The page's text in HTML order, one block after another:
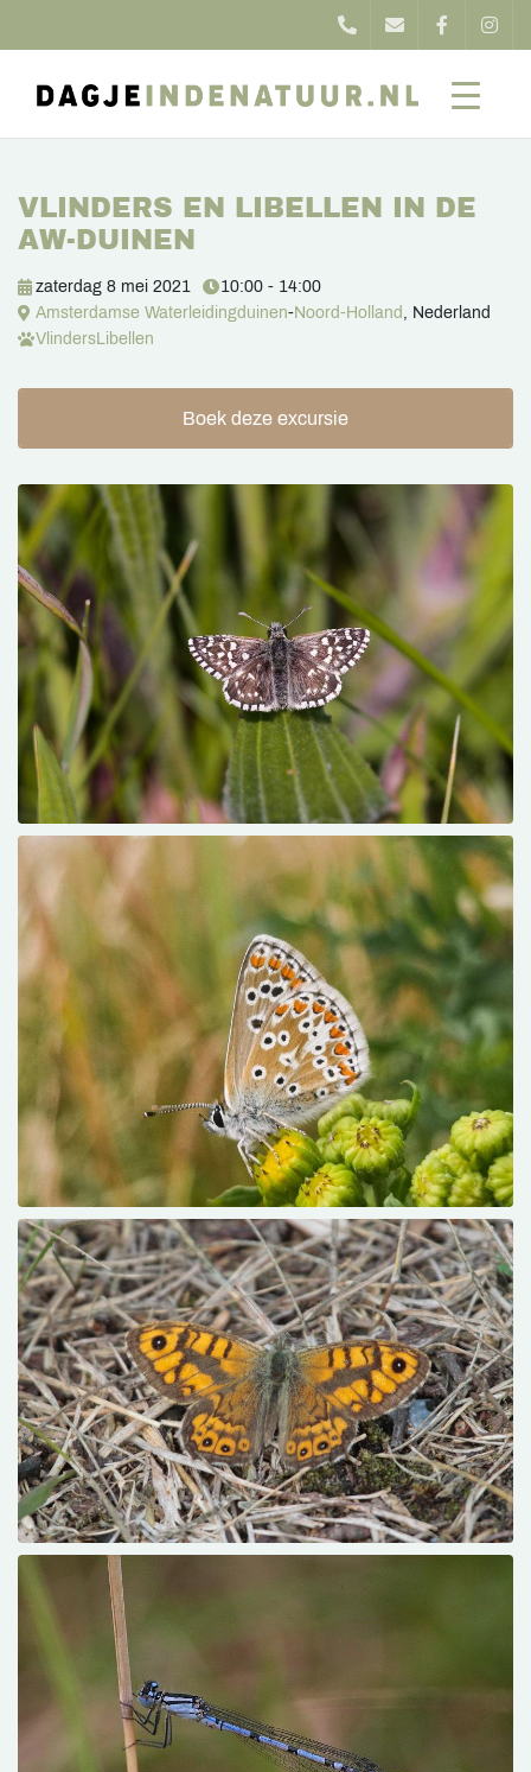
VLINDERS EN LIBELLEN IN DE
AW-DUINEN
zaterdag 8 mei 2021
10:00 - 14:00
Amsterdamse Waterleidingduinen-Noord-Holland , Nederland
VlindersLibellen
Boek deze excursie